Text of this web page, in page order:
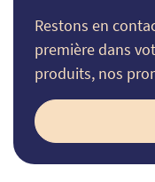
Restons en
première dans
produits, nos